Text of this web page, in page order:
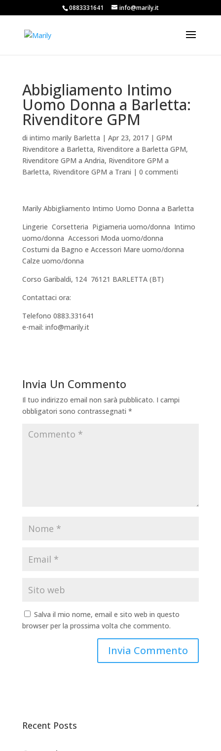
0883331641 info@marily.it
Abbigliamento Intimo
Uomo Donna a Barletta:
Rivenditore GPM
di intimo marily Barletta | Apr 23, 2017| GPM
Rivenditore a Barletta, Rivenditore a Barletta GPM,
Rivenditore GPM a Andria, Rivenditore GPM a
Barletta, Rivenditore GPM a Trani | 0 commenti
Marily Abbigliamento Intimo Uomo Donna a Barletta
Lingerie  Corsetteria  Pigiameria uomo/donna  Intimo
uomo/donna  Accessori Moda uomo/donna
Costumi da Bagno e Accessori Mare uomo/donna 
Calze uomo/donna
Corso Garibaldi, 124  76121 BARLETTA (BT)
Contattaci ora:
Telefono 0883.331641
e-mail: info@marily.it
Invia Un Commento
Il tuo indirizzo email non sarà pubblicato. I campi
obbligatori sono contrassegnati *
Salva il mio nome, email e sito web in questo
browser per la prossima volta che commento.
Recent Posts